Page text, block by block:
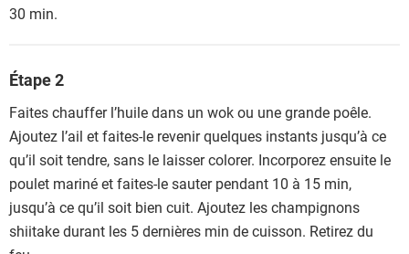
30 min.
Étape 2
Faites chauffer l’huile dans un wok ou une grande poêle.
Ajoutez l’ail et faites-le revenir quelques instants jusqu’à ce
qu’il soit tendre, sans le laisser colorer. Incorporez ensuite le
poulet mariné et faites-le sauter pendant 10 à 15 min,
jusqu’à ce qu’il soit bien cuit. Ajoutez les champignons
shiitake durant les 5 dernières min de cuisson. Retirez du